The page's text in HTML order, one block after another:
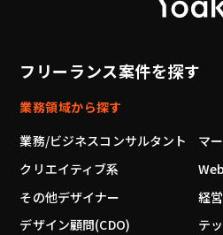
フリーランス案件を探す
業務領域から探す
業務/ビジネスコンサルタント
マ
クリエイティブ系
その他デザイナー
経
デザイン顧問(CDO)
テ